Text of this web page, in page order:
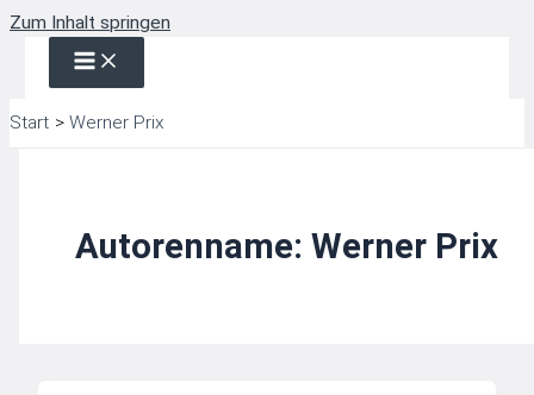
Zum Inhalt springen
Start Werner Prix
Autorenname: Werner Prix